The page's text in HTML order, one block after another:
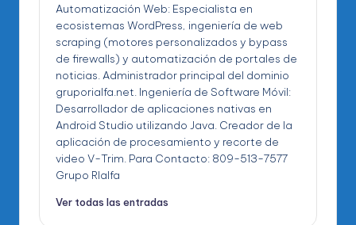
Automatización Web: Especialista en
ecosistemas WordPress, ingeniería de web
scraping (motores personalizados y bypass
de firewalls) y automatización de portales de
noticias. Administrador principal del dominio
gruporialfa.net. Ingeniería de Software Móvil:
Desarrollador de aplicaciones nativas en
Android Studio utilizando Java. Creador de la
aplicación de procesamiento y recorte de
video V-Trim. Para Contacto: 809-513-7577
Grupo RIalfa
Ver todas las entradas